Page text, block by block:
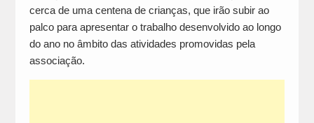
cerca de uma centena de crianças, que irão subir ao
palco para apresentar o trabalho desenvolvido ao longo
do ano no âmbito das atividades promovidas pela
associação.